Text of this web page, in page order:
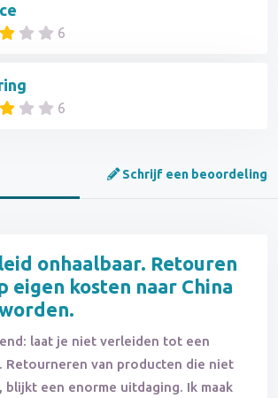
6
6
Schrijf een beoordeling
onhaalbaar. Retouren
eigen kosten naar China
laat je niet verleiden tot een
Retourneren van producten die niet
blijkt een enorme uitdaging. Ik maak